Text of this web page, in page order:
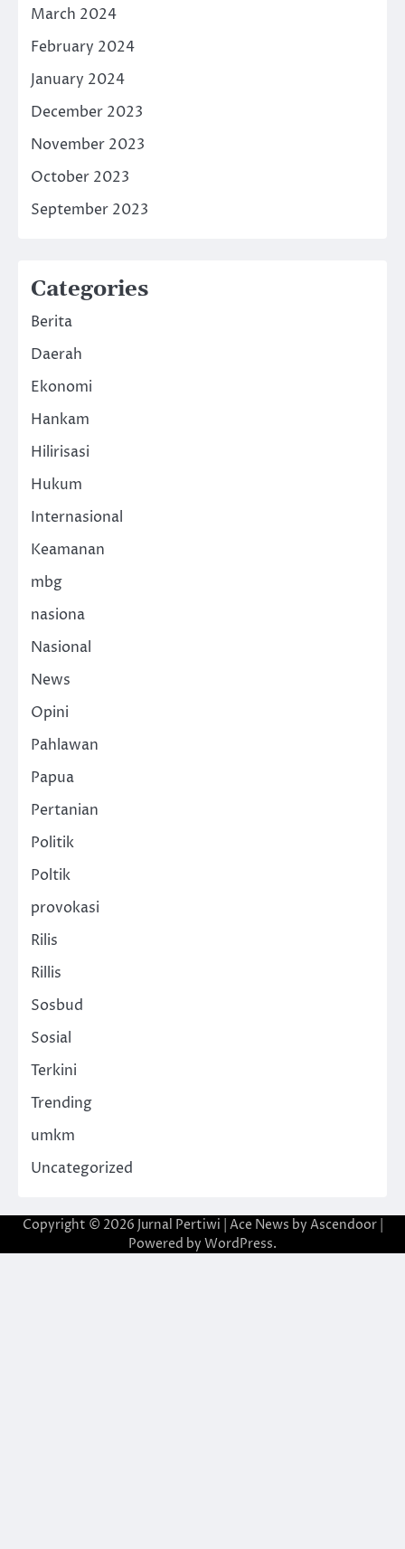
March 2024
February 2024
January 2024
December 2023
November 2023
October 2023
September 2023
Categories
Berita
Daerah
Ekonomi
Hankam
Hilirisasi
Hukum
Internasional
Keamanan
mbg
nasiona
Nasional
News
Opini
Pahlawan
Papua
Pertanian
Politik
Poltik
provokasi
Rilis
Rillis
Sosbud
Sosial
Terkini
Trending
umkm
Uncategorized
Copyright © 2026 Jurnal Pertiwi | Ace News by Ascendoor|
Powered by WordPress.